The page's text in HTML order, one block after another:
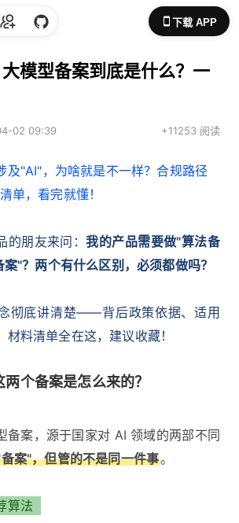
下载 APP
模型备案到底是什么？一
02 09:39 +11253 阅读
及"AI"，为啥就是不一样？合规路径
单，看完就懂！
的朋友来问：我的产品需要做"算法备
"？两个有什么区别，必须都做吗？
彻底讲清楚——背后政策依据、适用
材料清单全在这，建议收藏！
个备案是怎么来的？
备案，源于国家对 AI 领域的两部不同
案"，但管的不是同一件事。
算法